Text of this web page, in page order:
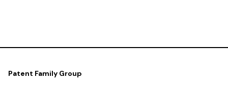
Patent Family Group